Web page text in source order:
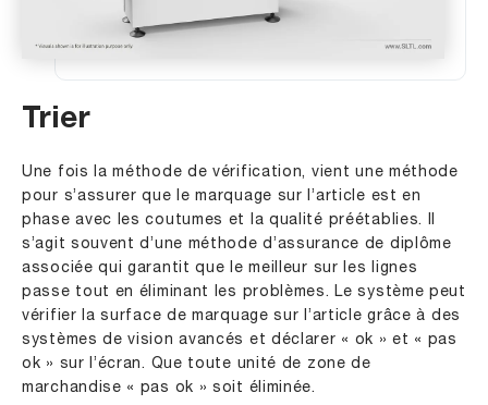
Trier
Une fois la méthode de vérification, vient une méthode
pour s’assurer que le marquage sur l’article est en
phase avec les coutumes et la qualité préétablies. Il
s’agit souvent d’une méthode d’assurance de diplôme
associée qui garantit que le meilleur sur les lignes
passe tout en éliminant les problèmes. Le système peut
vérifier la surface de marquage sur l’article grâce à des
systèmes de vision avancés et déclarer « ok » et « pas
ok » sur l’écran. Que toute unité de zone de
marchandise « pas ok » soit éliminée.